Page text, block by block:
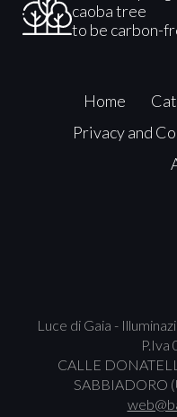
caoba tree
to be carbon-
Home
Privacy and
Luce di Gaia -
CALLE
SABBIADORO